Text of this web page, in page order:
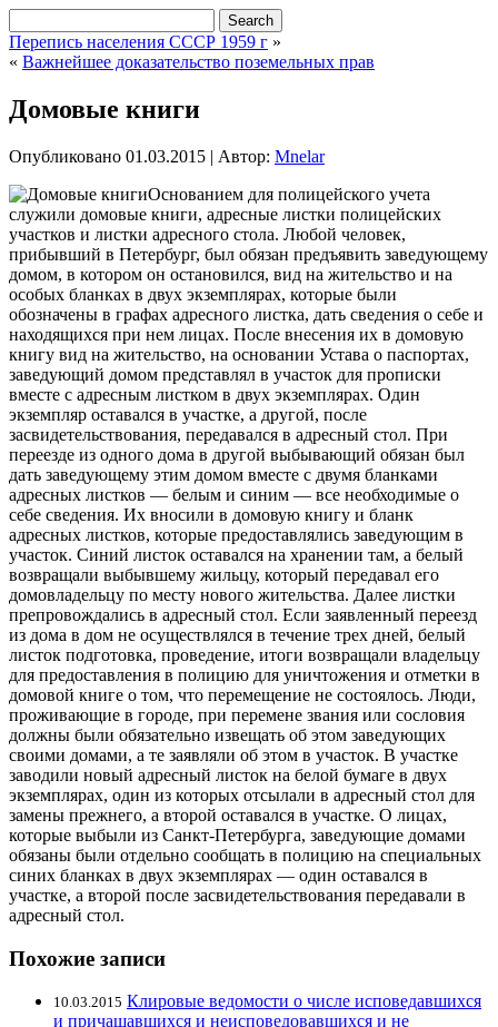
Перепись населения СССР 1959 г »
« Важнейшее доказательство поземельных прав
Домовые книги
Опубликовано 01.03.2015 | Автор: Mnelar
Основанием для полицейского учета
служили домовые книги, адресные листки полицейских
участков и листки адресного стола. Любой человек,
прибывший в Петербург, был обязан предъявить заведующему
домом, в котором он остановился, вид на жительство и на
особых бланках в двух экземплярах, которые были
обозначены в графах адресного листка, дать сведения о себе и
находящихся при нем лицах. После внесения их в домовую
книгу вид на жительство, на основании Устава о паспортах,
заведующий домом представлял в участок для прописки
вместе с адресным листком в двух экземплярах. Один
экземпляр оставался в участке, а другой, после
засвидетельствования, передавался в адресный стол. При
переезде из одного дома в другой выбывающий обязан был
дать заведующему этим домом вместе с двумя бланками
адресных листков — белым и синим — все необходимые о
себе сведения. Их вносили в домовую книгу и бланк
адресных листков, которые предоставлялись заведующим в
участок. Синий листок оставался на хранении там, а белый
возвращали выбывшему жильцу, который передавал его
домовладельцу по месту нового жительства. Далее листки
препровождались в адресный стол. Если заявленный переезд
из дома в дом не осуществлялся в течение трех дней, белый
листок подготовка, проведение, итоги возвращали владельцу
для предоставления в полицию для уничтожения и отметки в
домовой книге о том, что перемещение не состоялось. Люди,
проживающие в городе, при перемене звания или сословия
должны были обязательно извещать об этом заведующих
своими домами, а те заявляли об этом в участок. В участке
заводили новый адресный листок на белой бумаге в двух
экземплярах, один из которых отсылали в адресный стол для
замены прежнего, а второй оставался в участке. О лицах,
которые выбыли из Санкт-Петербурга, заведующие домами
обязаны были отдельно сообщать в полицию на специальных
синих бланках в двух экземплярах — один оставался в
участке, а второй после засвидетельствования передавали в
адресный стол.
Похожие записи
10.03.2015 Клировые ведомости о числе исповедавшихся
и причащавшихся и неисповедовавшихся и не